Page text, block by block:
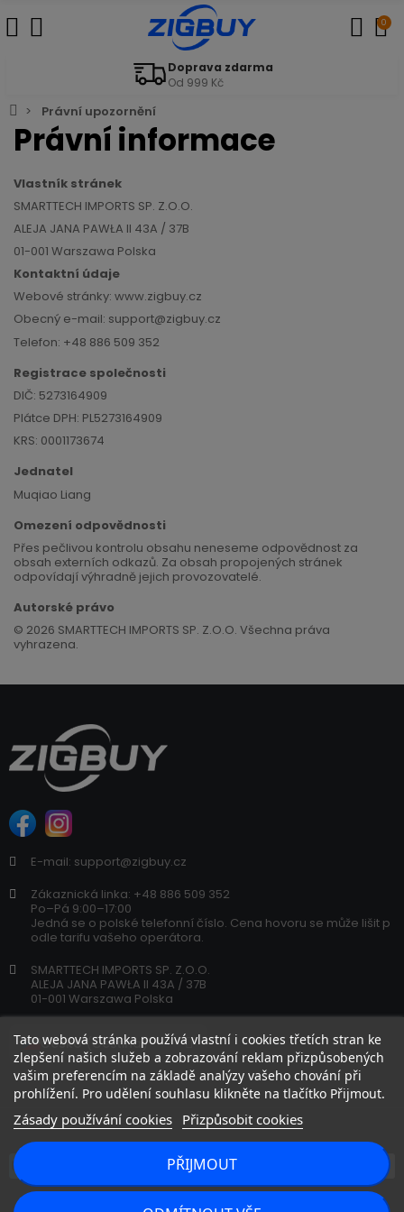
0
Doprava zdarma
Od 999 Kč
Právní upozornění
Právní informace
Vlastník stránek
SMARTTECH IMPORTS SP. Z.O.O.
ALEJA JANA PAWŁA II 43A / 37B
01-001 Warszawa Polska
Kontaktní údaje
Webové stránky: www.zigbuy.cz
Obecný e-mail: support@zigbuy.cz
Telefon: +48 886 509 352
Registrace společnosti
DIČ: 5273164909
Plátce DPH: PL5273164909
KRS: 0001173674
Jednatel
Muqiao Liang
Omezení odpovědnosti
Přes pečlivou kontrolu obsahu neneseme odpovědnost za
obsah externích odkazů. Za obsah propojených stránek
odpovídají výhradně jejich provozovatelé.
Autorské právo
© 2026 SMARTTECH IMPORTS SP. Z.O.O. Všechna práva
vyhrazena.
Tato webová stránka používá vlastní i cookies třetích stran ke
zlepšení našich služeb a zobrazování reklam přizpůsobených
vašim preferencím na základě analýzy vašeho chování při
prohlížení. Pro udělení souhlasu klikněte na tlačítko Přijmout.
Zásady používání cookies Přizpůsobit cookies
PŘIJMOUT
E-mail: support@zigbuy.cz
Zákaznická linka: +48 886 509 352
Po–Pá 9:00–17:00
Jedná se o polské telefonní číslo. Cena hovoru se může lišit p
odle tarifu vašeho operátora.
SMARTTECH IMPORTS SP. Z.O.O.
ALEJA JANA PAWŁA II 43A / 37B
01-001 Warszawa Polska
Copyright 2026 © zigbuy.cz. Všechna práva vyhrazena.